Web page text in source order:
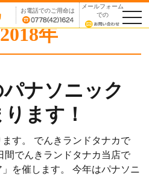
お電話でのご用命は
メールフォーム
での
2018年
ナソニック
ます！
す。 でんきランドタナカで
間でんきランドタナカ当店で
」を催します。 今年はパナソニ